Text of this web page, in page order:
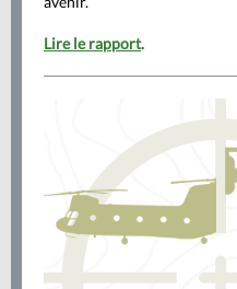
Lire le rapport.